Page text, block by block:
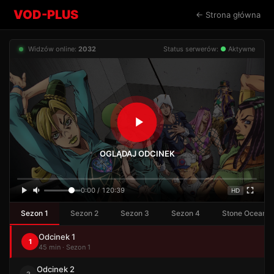
VOD-PLUS ← Strona główna
Widzów online: 2032 Status serwerów: ● Aktywne
OGLĄDAJ ODCINEK
0:00 / 120:39 HD
Sezon 1 Sezon 2 Sezon 3 Sezon 4 Stone Ocean
1 Odcinek 1
45 min · Sezon 1
Odcinek 2